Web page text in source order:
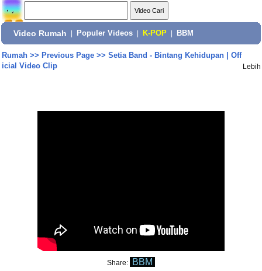
Video Rumah Populer Videos K-POP BBM
Rumah>> Previous Page>> Setia Band - Bintang Kehidupan | Off
icial Video Clip
Lebih
Share: BBM